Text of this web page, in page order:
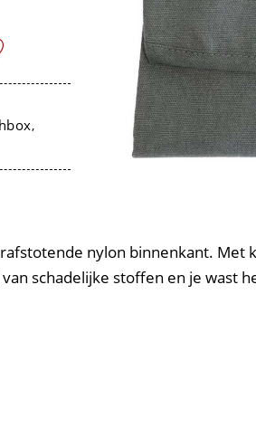
,
nylon binnenkant. Met
schadelijke stoffen en je wast